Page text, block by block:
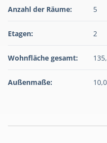
Anzahl der Räume: 5
Etagen: 2
Wohnfläche gesamt:
Außenmaße: